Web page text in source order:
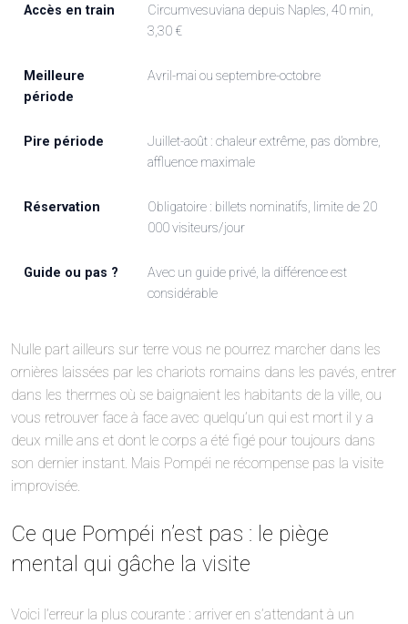
Accès en train
Circumvesuviana depuis Naples, 40 min,
3,30 €
Meilleure
période
Avril-mai ou septembre-octobre
Pire période
Juillet-août : chaleur extrême, pas d’ombre,
affluence maximale
Réservation
Obligatoire : billets nominatifs, limite de 20
000 visiteurs/jour
Guide ou pas ?
Avec un guide privé, la différence est
considérable
Nulle part ailleurs sur terre vous ne pourrez marcher dans les
ornières laissées par les chariots romains dans les pavés, entrer
dans les thermes où se baignaient les habitants de la ville, ou
vous retrouver face à face avec quelqu’un qui est mort il y a
deux mille ans et dont le corps a été figé pour toujours dans
son dernier instant. Mais Pompéi ne récompense pas la visite
improvisée.
Ce que Pompéi n’est pas : le piège
mental qui gâche la visite
Voici l’erreur la plus courante : arriver en s’attendant à un